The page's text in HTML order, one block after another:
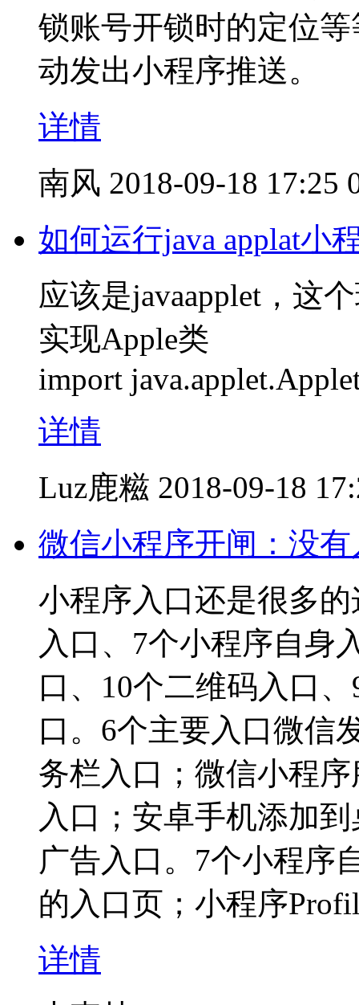
锁账号开锁时的定位
动发出小程序推送。
详情
南风 2018-09-18 17:25
如何运行java applat小
应该是javaapplet，这
实现Apple类
import
详情
Luz鹿糍 2018-09-18
微信小程序开闸：没
小程序入口还是很多
入口、7个小程序自身
口、10个二维码入口
口。6个主要入口微信
务栏入口；微信小程
入口；安卓手机添加
广告入口。7个小程序
的入口页；小程序
详情